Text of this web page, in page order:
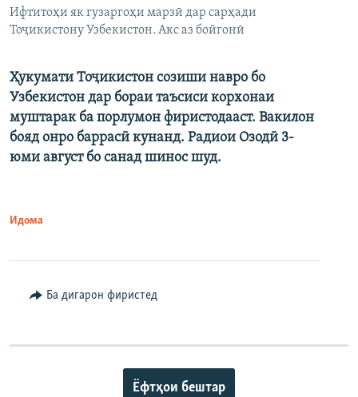
Ифтитоҳи як гузаргоҳи марзӣ дар сарҳади
Тоҷикистону Узбекистон. Акс аз бойгонӣ
Ҳукумати Тоҷикистон созиши навро бо
Узбекистон дар бораи таъсиси корхонаи
муштарак ба порлумон фиристодааст. Вакилон
бояд онро баррасӣ кунанд. Радиои Озодӣ 3-
юми август бо санад шинос шуд.
Идома
Ба дигарон фиристед
Ёфтҳои бештар